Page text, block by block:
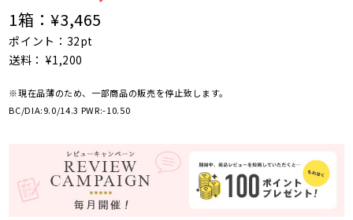
1箱：¥3,465
ポイント：32pt
送料： ¥1,200
※現在品薄のため、一部商品の販売を停止致します。
BC/DIA:9.0/14.3 PWR:-10.50